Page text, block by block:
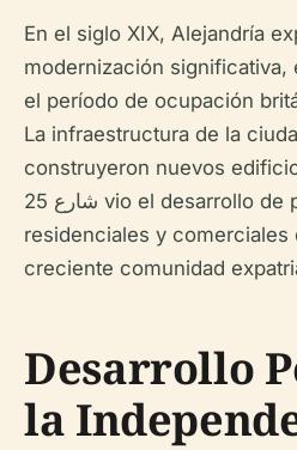
En el siglo XIX, Alejandría
modernización significativa,
el período de ocupación
La infraestructura de la
construyeron nuevos
شارع 25 vio el desarrollo de propiedades
residenciales y comerciales
creciente comunidad
Desarrollo
la